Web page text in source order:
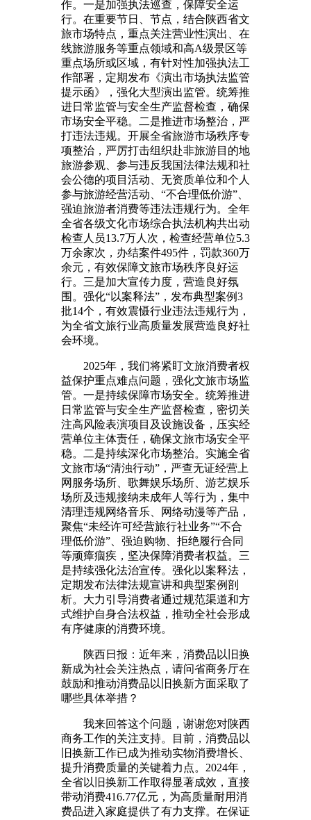
作。一是加强执法巡查，保障安全运
行。在重要节日、节点，结合陕西省文
旅市场特点，重点关注营业性演出、在
线旅游服务等重点领域和高A级景区等
重点场所或区域，有针对性加强执法工
作部署，定期发布《演出市场执法监管
提示函》，强化大型演出监管。统筹推
进日常监管与安全生产监督检查，确保
市场安全平稳。二是推进市场整治，严
打违法违规。开展全省旅游市场秩序专
项整治，严厉打击组织赴非旅游目的地
旅游参观、参与违反我国法律法规和社
会公德的项目活动、无资质单位和个人
参与旅游经营活动、“不合理低价游”、
强迫旅游者消费等违法违规行为。全年
全省各级文化市场综合执法机构共出动
检查人员13.7万人次，检查经营单位5.3
万余家次，办结案件495件，罚款360万
余元，有效保障文旅市场秩序良好运
行。三是加大宣传力度，营造良好氛
围。强化“以案释法”，发布典型案例3
批14个，有效震慑行业违法违规行为，
为全省文旅行业高质量发展营造良好社
会环境。
2025年，我们将紧盯文旅消费者权
益保护重点难点问题，强化文旅市场监
管。一是持续保障市场安全。统筹推进
日常监管与安全生产监督检查，密切关
注高风险表演项目及设施设备，压实经
营单位主体责任，确保文旅市场安全平
稳。二是持续深化市场整治。实施全省
文旅市场“清浊行动”，严查无证经营上
网服务场所、歌舞娱乐场所、游艺娱乐
场所及违规接纳未成年人等行为，集中
清理违规网络音乐、网络动漫等产品，
聚焦“未经许可经营旅行社业务”“不合
理低价游”、强迫购物、拒绝履行合同
等顽瘴痼疾，坚决保障消费者权益。三
是持续强化法治宣传。强化以案释法，
定期发布法律法规宣讲和典型案例剖
析。大力引导消费者通过规范渠道和方
式维护自身合法权益，推动全社会形成
有序健康的消费环境。
陕西日报：近年来，消费品以旧换
新成为社会关注热点，请问省商务厅在
鼓励和推动消费品以旧换新方面采取了
哪些具体举措？
我来回答这个问题，谢谢您对陕西
商务工作的关注支持。目前，消费品以
旧换新工作已成为推动实物消费增长、
提升消费质量的关键着力点。2024年，
全省以旧换新工作取得显著成效，直接
带动消费416.77亿元，为高质量耐用消
费品进入家庭提供了有力支撑。在保证